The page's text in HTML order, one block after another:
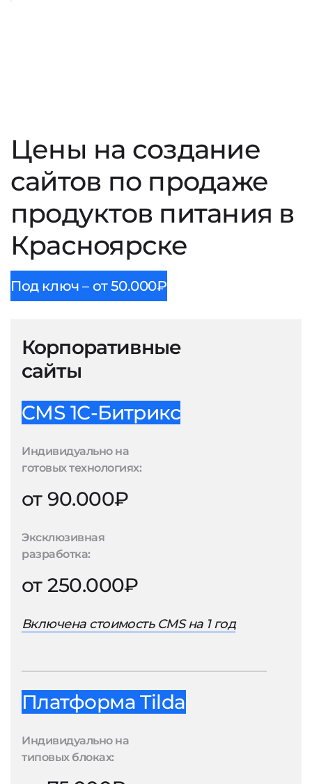
Цены на создание
сайтов по продаже
продуктов питания в
Красноярске
Под ключ – от 50.000₽
Корпоративные
сайты
CMS 1С-Битрикс
Индивидуально на
готовых технологиях:
от 90.000₽
Эксклюзивная
разработка:
от 250.000₽
Включена стоимость CMS на 1 год
Платформа Tilda
Индивидуально на
типовых блоках: